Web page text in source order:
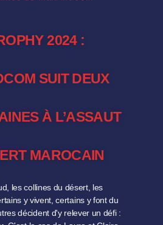
2024 :
SUIT DEUX
À L’ASSAUT
MAROCAIN
les collines du désert, les
y vivent, certains y font du
décident d'y relever un défi :